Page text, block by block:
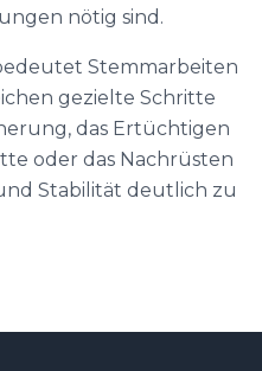
nötig sind.
Stemmarbeiten
gezielte Schritte
das Ertüchtigen
oder das Nachrüsten
Stabilität deutlich zu